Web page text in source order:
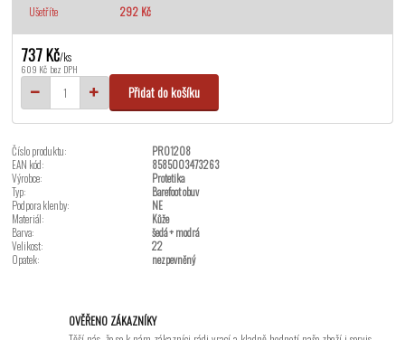
Ušetříte
292 Kč
737 Kč/ks
609 Kč bez DPH
Přidat do košíku
Číslo produktu:
PRO1208
EAN kód:
8585003473263
Výrobce:
Protetika
Typ:
Barefoot obuv
Podpora klenby:
NE
Materiál:
Kůže
Barva:
šedá + modrá
Velikost:
22
Opatek:
nezpevněný
OVĚŘENO ZÁKAZNÍKY